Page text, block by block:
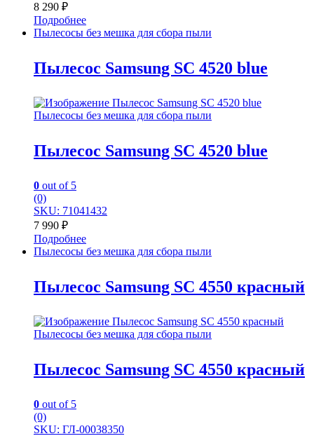
8 290 ₽
Подробнее
Пылесосы без мешка для сбора пыли
Пылесос Samsung SC 4520 blue
Пылесосы без мешка для сбора пыли
Пылесос Samsung SC 4520 blue
0 out of 5
(0)
SKU: 71041432
7 990 ₽
Подробнее
Пылесосы без мешка для сбора пыли
Пылесос Samsung SC 4550 красный
Пылесосы без мешка для сбора пыли
Пылесос Samsung SC 4550 красный
0 out of 5
(0)
SKU: ГЛ-00038350